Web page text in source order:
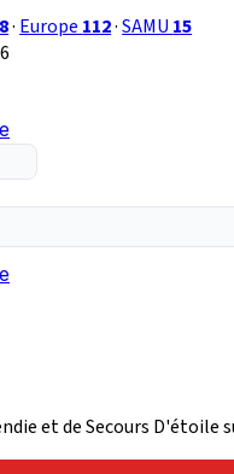
· Europe 112·SAMU 15
et de Secours D'étoile